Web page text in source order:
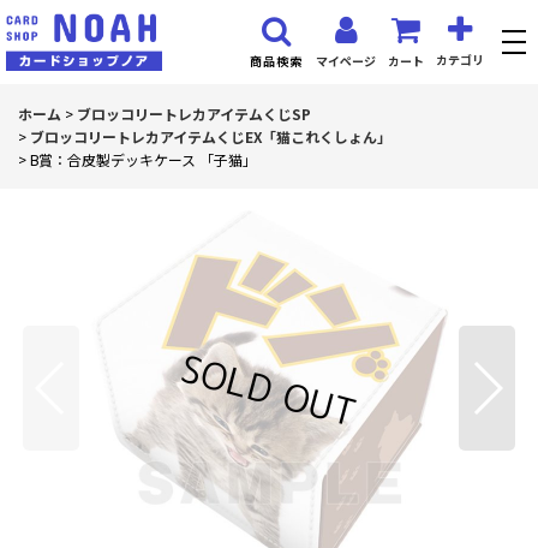
マイページ カート カテゴリ
商品検索
ホーム > ブロッコリートレカアイテムくじSP
> ブロッコリートレカアイテムくじEX「猫これくしょん」
>B賞：合皮製デッキケース 「子猫」